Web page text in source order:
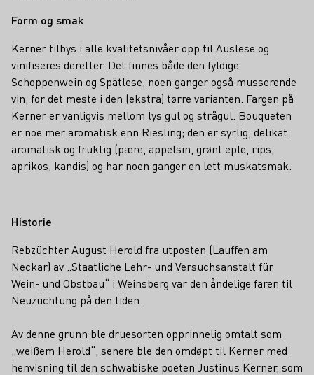
Form og smak
Kerner tilbys i alle kvalitetsnivåer opp til Auslese og
vinifiseres deretter. Det finnes både den fyldige
Schoppenwein og Spätlese, noen ganger også musserende
vin, for det meste i den (ekstra) tørre varianten. Fargen på
Kerner er vanligvis mellom lys gul og strågul. Bouqueten
er noe mer aromatisk enn Riesling; den er syrlig, delikat
aromatisk og fruktig (pære, appelsin, grønt eple, rips,
aprikos, kandis) og har noen ganger en lett muskatsmak.
Historie
Rebzüchter August Herold fra utposten (Lauffen am
Neckar) av „Staatliche Lehr- und Versuchsanstalt für
Wein- und Obstbau“ i Weinsberg var den åndelige faren til
Neuzüchtung på den tiden.
Av denne grunn ble druesorten opprinnelig omtalt som
„weißem Herold“, senere ble den omdøpt til Kerner med
henvisning til den schwabiske poeten Justinus Kerner, som